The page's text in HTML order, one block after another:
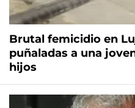
Brutal femicidio en
puñaladas a una
hijos